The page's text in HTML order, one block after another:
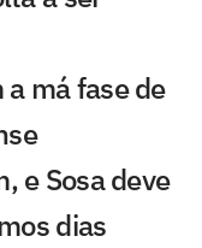
má fase de
e Sosa deve
dias